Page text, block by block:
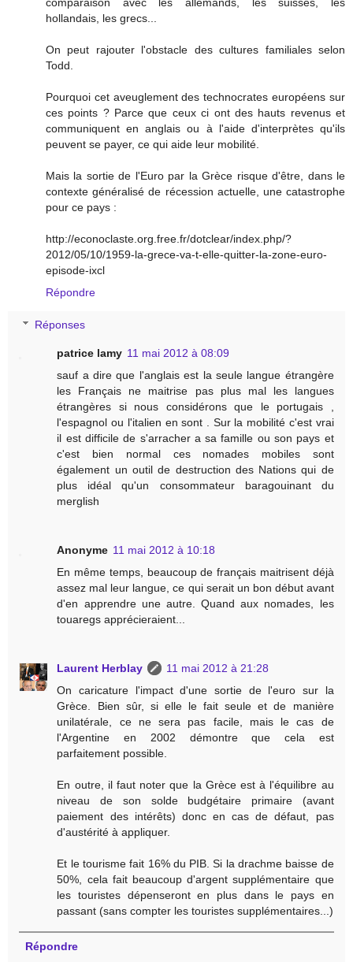
hollandais, les grecs...
On peut rajouter l'obstacle des cultures familiales selon
Todd.
Pourquoi cet aveuglement des technocrates européens sur
ces points ? Parce que ceux ci ont des hauts revenus et
communiquent en anglais ou à l'aide d'interprètes qu'ils
peuvent se payer, ce qui aide leur mobilité.
Mais la sortie de l'Euro par la Grèce risque d'être, dans le
contexte généralisé de récession actuelle, une catastrophe
pour ce pays :
http://econoclaste.org.free.fr/dotclear/index.php/?
2012/05/10/1959-la-grece-va-t-elle-quitter-la-zone-euro-
episode-ixcl
Répondre
Réponses
patrice lamy 11 mai 2012 à 08:09
sauf a dire que l'anglais est la seule langue étrangère
les Français ne maitrise pas plus mal les langues
étrangères si nous considérons que le portugais ,
l'espagnol ou l'italien en sont . Sur la mobilité c'est vrai
il est difficile de s'arracher a sa famille ou son pays et
c'est bien normal ces nomades mobiles sont
également un outil de destruction des Nations qui de
plus idéal qu'un consommateur baragouinant du
merglish
Anonyme 11 mai 2012 à 10:18
En même temps, beaucoup de français maitrisent déjà
assez mal leur langue, ce qui serait un bon début avant
d'en apprendre une autre. Quand aux nomades, les
touaregs apprécieraient...
Laurent Herblay
11 mai 2012 à 21:28
On caricature l'impact d'une sortie de l'euro sur la
Grèce. Bien sûr, si elle le fait seule et de manière
unilatérale, ce ne sera pas facile, mais le cas de
l'Argentine en 2002 démontre que cela est
parfaitement possible.
En outre, il faut noter que la Grèce est à l'équilibre au
niveau de son solde budgétaire primaire (avant
paiement des intérêts) donc en cas de défaut, pas
d'austérité à appliquer.
Et le tourisme fait 16% du PIB. Si la drachme baisse de
50%, cela fait beaucoup d'argent supplémentaire que
les touristes dépenseront en plus dans le pays en
passant (sans compter les touristes supplémentaires...)
Répondre